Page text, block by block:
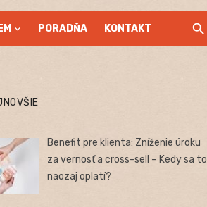
PORADŇA KONTAKT
Benefit pre klienta: Zníženie úroku
za vernosť a cross-sell – Kedy sa to
naozaj oplatí?